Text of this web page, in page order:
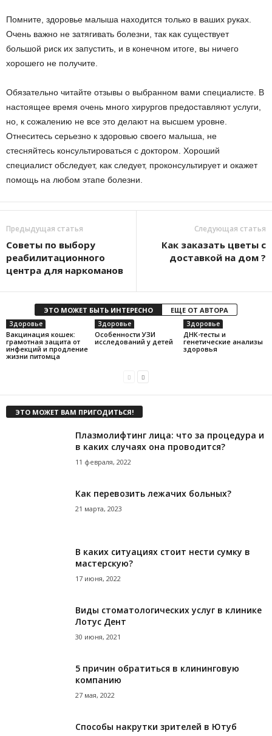
Помните, здоровье малыша находится только в ваших руках.
Очень важно не затягивать болезни, так как существует
большой риск их запустить, и в конечном итоге, вы ничего
хорошего не получите.
Обязательно читайте отзывы о выбранном вами специалисте. В
настоящее время очень много хирургов предоставляют услуги,
но, к сожалению не все это делают на высшем уровне.
Отнеситесь серьезно к здоровью своего малыша, не
стесняйтесь консультироваться с доктором. Хороший
специалист обследует, как следует, проконсультирует и окажет
помощь на любом этапе болезни.
Предыдущая статья
Советы по выбору
реабилитационного
центра для наркоманов
Следующая статья
Как заказать цветы с
доставкой на дом ?
ЭТО МОЖЕТ БЫТЬ ИНТЕРЕСНО ЕЩЕ ОТ АВТОРА
Здоровье
Вакцинация кошек:
грамотная защита от
инфекций и продление
жизни питомца
Здоровье
Особенности УЗИ
исследований у детей
Здоровье
ДНК-тесты и
генетические анализы
здоровья
ЭТО МОЖЕТ ВАМ ПРИГОДИТЬСЯ!
Плазмолифтинг лица: что за процедура и
в каких случаях она проводится?
11 февраля, 2022
Как перевозить лежачих больных?
21 марта, 2023
В каких ситуациях стоит нести сумку в
мастерскую?
17 июня, 2022
Виды стоматологических услуг в клинике
Лотус Дент
30 июня, 2021
5 причин обратиться в клининговую
компанию
27 мая, 2022
Способы накрутки зрителей в Ютуб